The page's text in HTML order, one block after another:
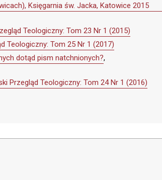
Księgarnia św. Jacka, Katowice 2015
Teologiczny: Tom 23 Nr 1 (2015)
Teologiczny: Tom 25 Nr 1 (2017)
dotąd pism natchnionych?,
Przegląd Teologiczny: Tom 24 Nr 1 (2016)